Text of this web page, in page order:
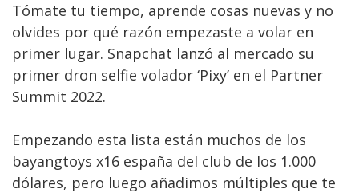
Tómate tu tiempo, aprende cosas nuevas y no
olvides por qué razón empezaste a volar en
primer lugar. Snapchat lanzó al mercado su
primer dron selfie volador ‘Pixy’ en el Partner
Summit 2022.
Empezando esta lista están muchos de los
bayangtoys x16 españa del club de los 1.000
dólares, pero luego añadimos múltiples que te